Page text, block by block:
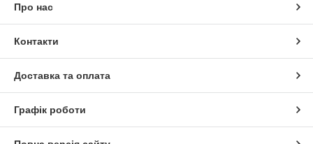
Про нас
Контакти
Доставка та оплата
Графік роботи